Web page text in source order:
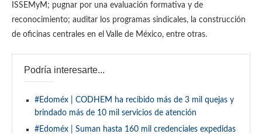
ISSEMyM; pugnar por una evaluación formativa y de
reconocimiento; auditar los programas sindicales, la construcción
de oficinas centrales en el Valle de México, entre otras.
Podría interesarte...
#Edoméx | CODHEM ha recibido más de 3 mil quejas y
brindado más de 10 mil servicios de atención
#Edoméx | Suman hasta 160 mil credenciales expedidas